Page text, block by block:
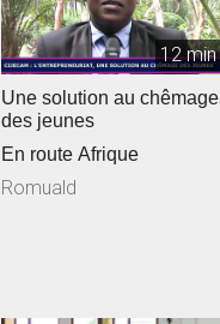
12 min
Une solution au chêmage
des jeunes
En route Afrique
Romuald